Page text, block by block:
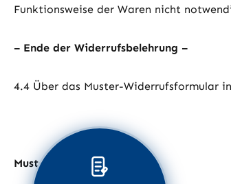
Funktionsweise der Waren nicht
– Ende der Widerrufsbelehrung –
4.4 Über das Muster-Widerrufsformular
Muster-Widerrufsformular